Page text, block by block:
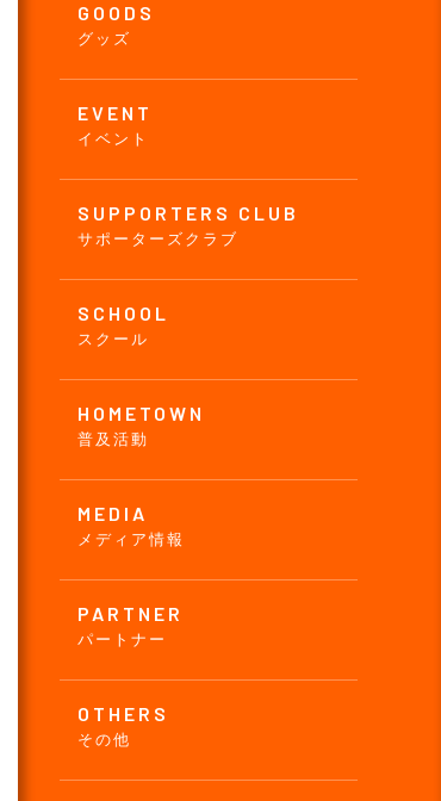
GOODS
グッズ
EVENT
イベント
SUPPORTERS CLUB
サポーターズクラブ
SCHOOL
スクール
HOMETOWN
普及活動
MEDIA
メディア情報
PARTNER
パートナー
OTHERS
その他